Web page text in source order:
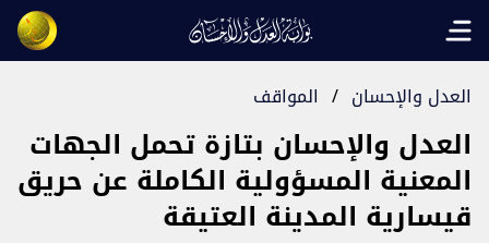
Open main menu
العدل والإحسان / المواقف
العدل والإحسان بتازة تحمل الجهات
المعنية المسؤولية الكاملة عن حريق
قيسارية المدينة العتيقة